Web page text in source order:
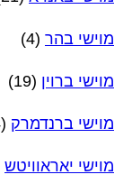
מוישי בהר (4)
מוישי ברוין (19)
מוישי ברנדמרק (4)
מוישי יאראוויטש